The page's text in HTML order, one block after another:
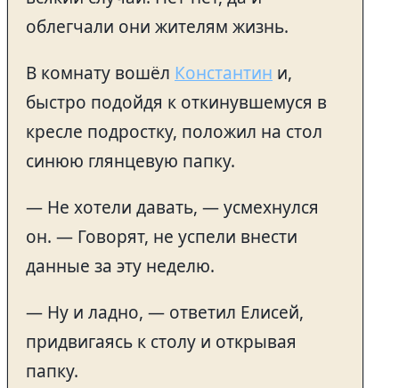
облегчали они жителям жизнь.
В комнату вошёл Константин и,
быстро подойдя к откинувшемуся в
кресле подростку, положил на стол
синюю глянцевую папку.
— Не хотели давать, — усмехнулся
он. — Говорят, не успели внести
данные за эту неделю.
— Ну и ладно, — ответил Елисей,
придвигаясь к столу и открывая
папку.